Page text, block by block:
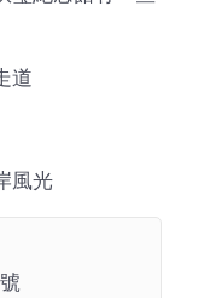
道
風光